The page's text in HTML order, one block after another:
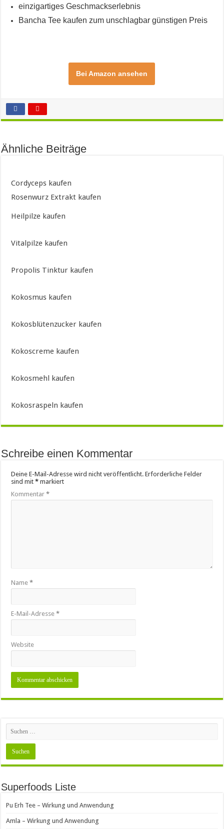
einzigartiges Geschmackserlebnis
Bancha Tee kaufen zum unschlagbar günstigen Preis
Bei Amazon ansehen
Ähnliche Beiträge
Cordyceps kaufen
Rosenwurz Extrakt kaufen
Heilpilze kaufen
Vitalpilze kaufen
Propolis Tinktur kaufen
Kokosmus kaufen
Kokosblütenzucker kaufen
Kokoscreme kaufen
Kokosmehl kaufen
Kokosraspeln kaufen
Schreibe einen Kommentar
Deine E-Mail-Adresse wird nicht veröffentlicht. Erforderliche Felder
sind mit* markiert
Kommentar*
Name*
E-Mail-Adresse*
Website
Superfoods Liste
Pu Erh Tee – Wirkung und Anwendung
Amla – Wirkung und Anwendung